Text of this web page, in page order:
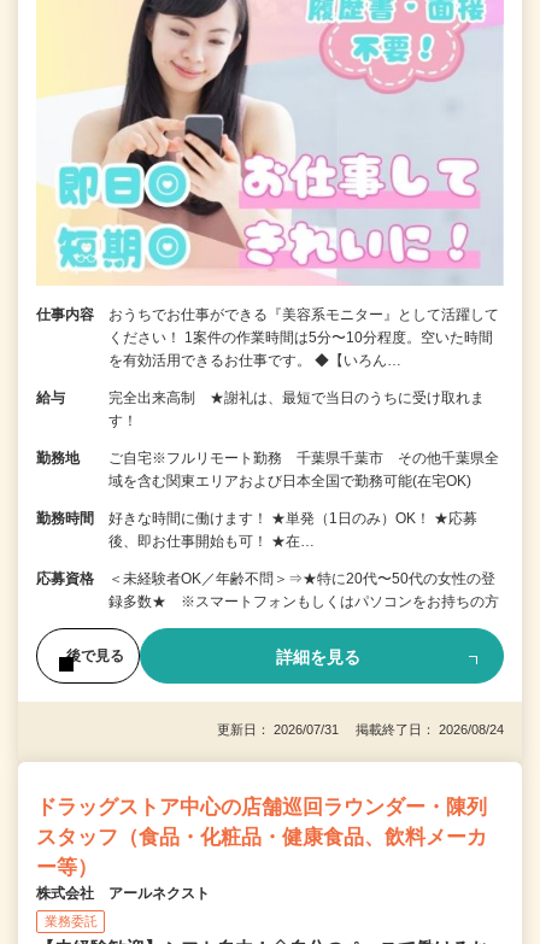
仕事内容
おうちでお仕事ができる『美容系モニター』として活躍して
ください！ 1案件の作業時間は5分〜10分程度。空いた時間
を有効活用できるお仕事です。 ◆【いろん…
給与
完全出来高制 ★謝礼は、最短で当日のうちに受け取れま
す！
勤務地
ご自宅※フルリモート勤務 千葉県千葉市 その他千葉県全
域を含む関東エリアおよび日本全国で勤務可能(在宅OK)
勤務時間
好きな時間に働けます！ ★単発（1日のみ）OK！ ★応募
後、即お仕事開始も可！ ★在…
応募資格
＜未経験者OK／年齢不問＞⇒★特に20代〜50代の女性の登
録多数★ ※スマートフォンもしくはパソコンをお持ちの方
後で見る 詳細を見る
更新日： 2026/07/31 掲載終了日： 2026/08/24
ドラッグストア中心の店舗巡回ラウンダー・陳列
スタッフ（食品・化粧品・健康食品、飲料メーカ
ー等）
株式会社 アールネクスト
業務委託